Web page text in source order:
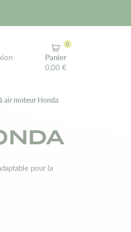
Panier
0,00 €
0
air moteur Honda
pour la